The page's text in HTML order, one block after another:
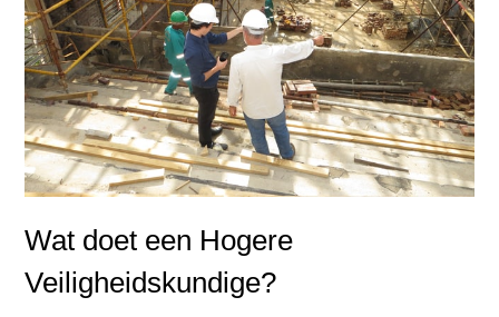
Wat doet een Hogere
Veiligheidskundige?